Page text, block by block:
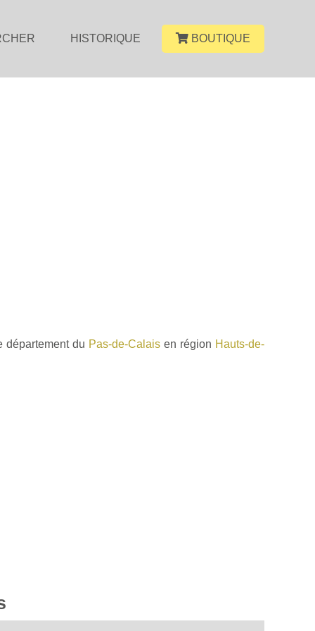
HISTORIQUE BOUTIQUE
département du Pas-de-Calaisen région Hauts-de-